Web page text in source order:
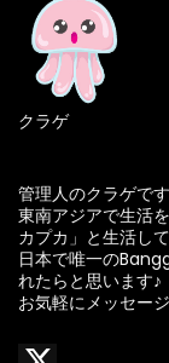
クラゲ
管理人のクラゲです
東南アジアで生活
カプカ」と生活し
日本で唯一の
れたらと思います♪
お気軽にメッセー